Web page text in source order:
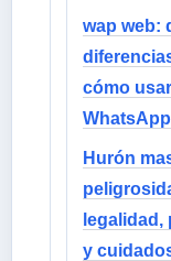
wap web:
cómo usar
Hurón
legalidad,
y